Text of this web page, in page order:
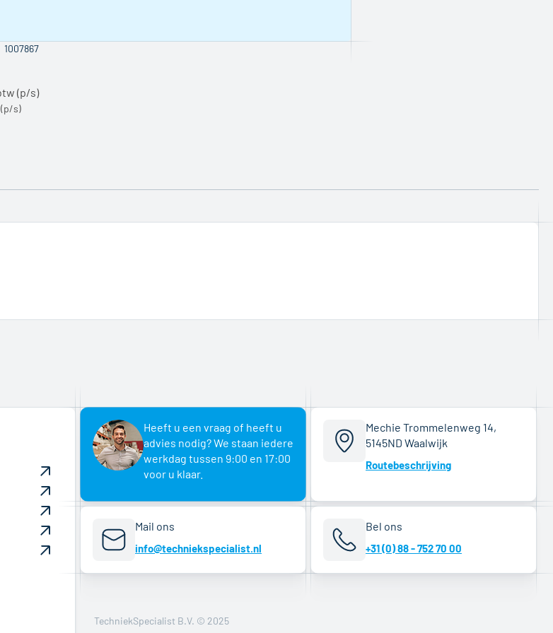
1007867
Heeft u een vraag of heeft u
advies nodig? We staan iedere
werkdag tussen 9:00 en 17:00
voor u klaar.
Mechie Trommelenweg 14,
5145ND Waalwijk
Routebeschrijving
Mail ons
info@techniekspecialist.nl
Bel ons
+31 (0) 88 - 752 70 00
TechniekSpecialist B.V. © 2025